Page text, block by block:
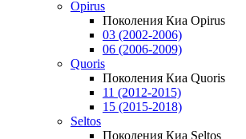
Opirus
Поколения Киа Opirus
03 (2002-2006)
06 (2006-2009)
Quoris
Поколения Киа Quoris
11 (2012-2015)
15 (2015-2018)
Seltos
Поколения Киа Seltos